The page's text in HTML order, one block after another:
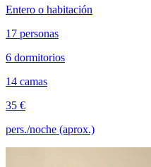
Entero o habitación
17 personas
6 dormitorios
14 camas
35 €
pers./noche (aprox.)